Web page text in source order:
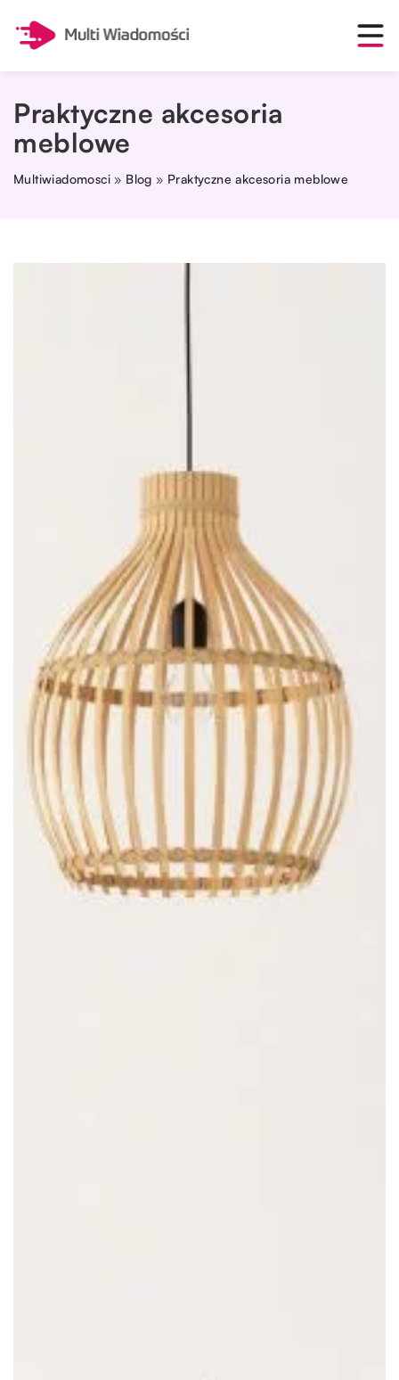
Praktyczne akcesoria
meblowe
Multiwiadomosci » Blog » Praktyczne akcesoria meblowe